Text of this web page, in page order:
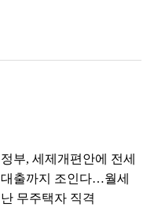
정부, 세제개편안에 전세
대출까지 조인다…월세
난 무주택자 직격